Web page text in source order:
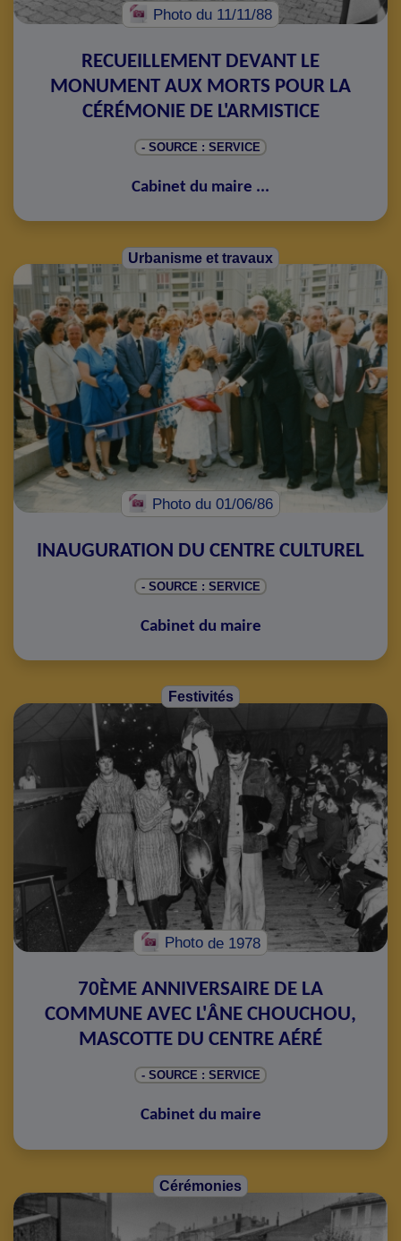
Photo du 11/11/88
RECUEILLEMENT DEVANT LE
MONUMENT AUX MORTS POUR LA
CÉRÉMONIE DE L'ARMISTICE
- SOURCE : SERVICE
Cabinet du maire ...
Urbanisme et travaux
Photo du 01/06/86
INAUGURATION DU CENTRE CULTUREL
- SOURCE : SERVICE
Cabinet du maire
Festivités
Photo de 1978
70ÈME ANNIVERSAIRE DE LA
COMMUNE AVEC L'ÂNE CHOUCHOU,
MASCOTTE DU CENTRE AÉRÉ
- SOURCE : SERVICE
Cabinet du maire
Cérémonies